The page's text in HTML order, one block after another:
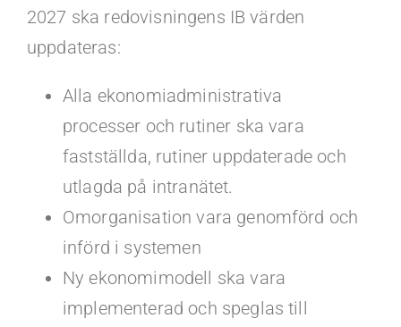
2027 ska redovisningens IB värden
uppdateras:
Alla ekonomiadministrativa
processer och rutiner ska vara
fastställda, rutiner uppdaterade och
utlagda på intranätet.
Omorganisation vara genomförd och
införd i systemen
Ny ekonomimodell ska vara
implementerad och speglas till